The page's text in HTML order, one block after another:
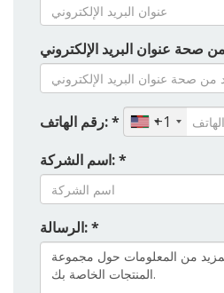
رقم الهاتف: *
+1
اسم الشركة: *
الرسالة: *